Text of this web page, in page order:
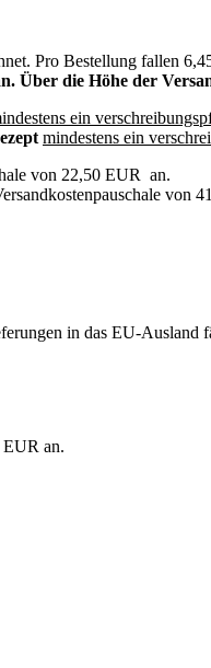
Pro Bestellung fallen
Über die Höhe der
ein
mindestens ein
von 22,50 EUR an.
von
in das EU-Ausland
an.